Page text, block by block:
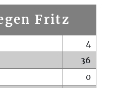
Fritz
4
36
0